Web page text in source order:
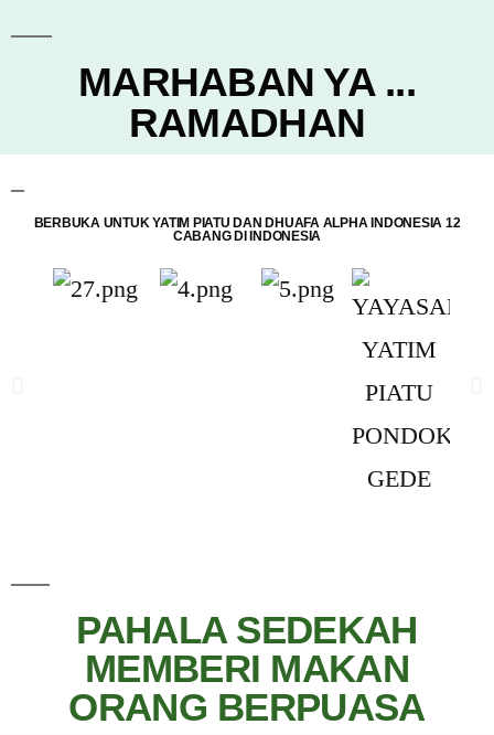
MARHABAN YA ...
RAMADHAN
BERBUKA UNTUK YATIM PIATU DAN DHUAFA ALPHA INDONESIA 12
CABANG DI INDONESIA
PAHALA SEDEKAH
MEMBERI MAKAN
ORANG BERPUASA